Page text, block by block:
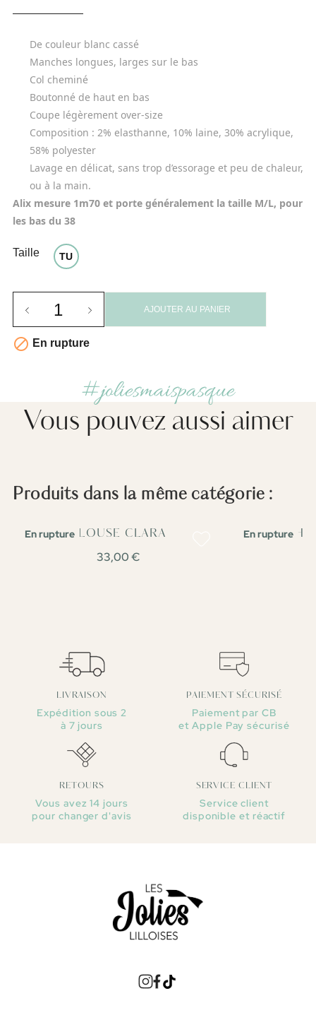
De couleur blanc cassé
Manches longues, larges sur le bas
Col cheminé
Boutonné de haut en bas
Coupe légèrement over-size
Composition : 2% elasthanne, 10% laine, 30% acrylique,
58% polyester
Lavage en délicat, sans trop d’essorage et peu de chaleur,
ou à la main.
Alix mesure 1m70 et porte généralement la taille M/L, pour
les bas du 38
Taille TU
AJOUTER AU PANIER
 En rupture
#joliesmaispasque
Vous pouvez aussi aimer
Produits dans la même catégorie :
BLOUSE CLARA
33,00 €
En rupture En rupture
LIVRAISON
Expédition sous 2
à 7 jours
PAIEMENT SÉCURISÉ
Paiement par CB
et Apple Pay sécurisé
RETOURS
Vous avez 14 jours
pour changer d'avis
SERVICE CLIENT
Service client
disponible et réactif